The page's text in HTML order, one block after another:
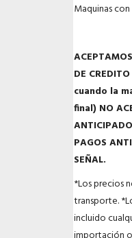
Maquinas
DE
cuando la
final) NO
PAGOS
SEÑAL.
*Los precios
transporte.
incluido